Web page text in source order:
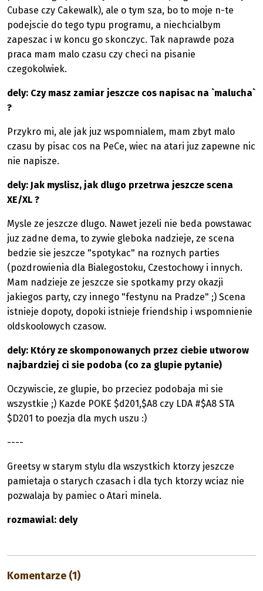
Cubase czy Cakewalk), ale o tym sza, bo to moje n-te
podejscie do tego typu programu, a niechcialbym
zapeszac i w koncu go skonczyc. Tak naprawde poza
praca mam malo czasu czy checi na pisanie
czegokolwiek.
dely: Czy masz zamiar jeszcze cos napisac na `malucha`
?
Przykro mi, ale jak juz wspomnialem, mam zbyt malo
czasu by pisac cos na PeCe, wiec na atari juz zapewne nic
nie napisze.
dely: Jak myslisz, jak dlugo przetrwa jeszcze scena
XE/XL ?
Mysle ze jeszcze dlugo. Nawet jezeli nie beda powstawac
juz zadne dema, to zywie gleboka nadzieje, ze scena
bedzie sie jeszcze "spotykac" na roznych parties
(pozdrowienia dla Bialegostoku, Czestochowy i innych.
Mam nadzieje ze jeszcze sie spotkamy przy okazji
jakiegos party, czy innego "festynu na Pradze" ;) Scena
istnieje dopoty, dopoki istnieje friendship i wspomnienie
oldskoolowych czasow.
dely: Który ze skomponowanych przez ciebie utworow
najbardziej ci sie podoba (co za glupie pytanie)
Oczywiscie, ze glupie, bo przeciez podobaja mi sie
wszystkie ;) Kazde POKE $d201,$A8 czy LDA #$A8 STA
$D201 to poezja dla mych uszu :)
----
Greetsy w starym stylu dla wszystkich ktorzy jeszcze
pamietaja o starych czasach i dla tych ktorzy wciaz nie
pozwalaja by pamiec o Atari minela.
rozmawial: dely
Komentarze (1)